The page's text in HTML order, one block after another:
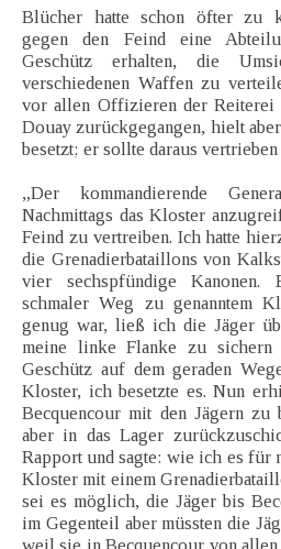
Blücher hatte schon öfter zu
gegen den Feind eine
Geschütz erhalten, die
verschiedenen Waffen zu
vor allen Offizieren der Reiterei
Douay zurückgegangen, hielt
besetzt; er sollte daraus vertrieben
„Der kommandierende
Nachmittags das Kloster
Feind zu vertreiben. Ich hatte
die Grenadierbataillons von
vier sechspfündige
schmaler Weg zu genanntem
genug war, ließ ich die Jäger
meine linke Flanke zu sichern
Geschütz auf dem geraden
Kloster, ich besetzte es. Nun
Becquencour mit den Jägern zu
aber in das Lager
Rapport und sagte: wie ich es für
Kloster mit einem
sei es möglich, die Jäger bis
im Gegenteil aber müssten die